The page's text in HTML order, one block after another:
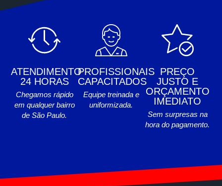
ATENDIMENTO
24 HORAS
Chegamos rápido
em qualquer bairro
de São Paulo.
PROFISSIONAIS
CAPACITADOS
Equipe treinada e
uniformizada.
PREÇO
JUSTO E
ORÇAMENTO
IMEDIATO
Sem surpresas na
hora do pagamento.